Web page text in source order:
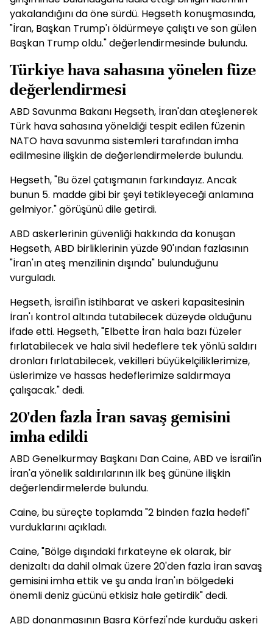
yakalandığını da öne sürdü. Hegseth konuşmasında,
"İran, Başkan Trump'ı öldürmeye çalıştı ve son gülen
Başkan Trump oldu." değerlendirmesinde bulundu.
Türkiye hava sahasına yönelen füze
değerlendirmesi
ABD Savunma Bakanı Hegseth, İran'dan ateşlenerek
Türk hava sahasına yöneldiği tespit edilen füzenin
NATO hava savunma sistemleri tarafından imha
edilmesine ilişkin de değerlendirmelerde bulundu.
Hegseth, "Bu özel çatışmanın farkındayız. Ancak
bunun 5. madde gibi bir şeyi tetikleyeceği anlamına
gelmiyor." görüşünü dile getirdi.
ABD askerlerinin güvenliği hakkında da konuşan
Hegseth, ABD birliklerinin yüzde 90'ından fazlasının
"İran'ın ateş menzilinin dışında" bulunduğunu
vurguladı.
Hegseth, İsrail'in istihbarat ve askeri kapasitesinin
İran'ı kontrol altında tutabilecek düzeyde olduğunu
ifade etti. Hegseth, "Elbette İran hala bazı füzeler
fırlatabilecek ve hala sivil hedeflere tek yönlü saldırı
dronları fırlatabilecek, vekilleri büyükelçiliklerimize,
üslerimize ve hassas hedeflerimize saldırmaya
çalışacak." dedi.
20'den fazla İran savaş gemisini
imha edildi
ABD Genelkurmay Başkanı Dan Caine, ABD ve İsrail'in
İran'a yönelik saldırılarının ilk beş gününe ilişkin
değerlendirmelerde bulundu.
Caine, bu süreçte toplamda "2 binden fazla hedefi"
vurduklarını açıkladı.
Caine, "Bölge dışındaki fırkateyne ek olarak, bir
denizaltı da dahil olmak üzere 20'den fazla İran savaş
gemisini imha ettik ve şu anda İran'ın bölgedeki
önemli deniz gücünü etkisiz hale getirdik" dedi.
ABD donanmasının Basra Körfezi'nde kurduğu askeri